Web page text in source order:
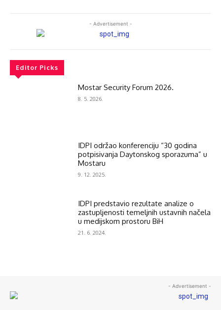
- Advertisement -
Editor Picks
Mostar Security Forum 2026.
8. 5. 2026.
IDPI održao konferenciju “30 godina
potpisivanja Daytonskog sporazuma” u
Mostaru
9. 12. 2025.
IDPI predstavio rezultate analize o
zastupljenosti temeljnih ustavnih načela
u medijskom prostoru BiH
21. 6. 2024.
- Advertisement -